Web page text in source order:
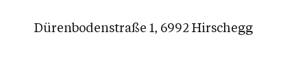
Dürenbodenstraße 1, 6992 Hirschegg